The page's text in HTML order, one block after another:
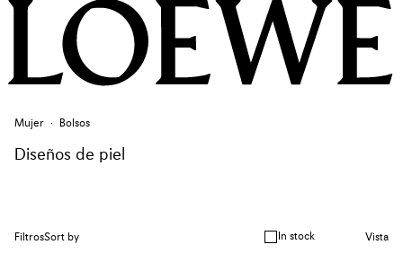
Mujer Bolsos
Diseños de piel
FiltrosSort by In stock Vista